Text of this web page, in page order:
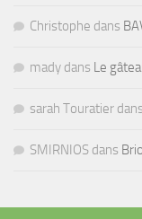
Christophe dans
mady dans Le
sarah Touratier dans
SMIRNIOS dans